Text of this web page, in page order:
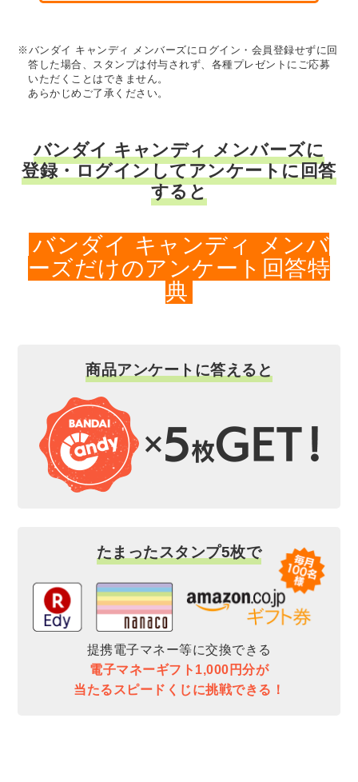
※バンダイ キャンディ メンバーズにログイン・会員登録せずに回
答した場合、スタンプは付与されず、各種プレゼントにご応募
いただくことはできません。
あらかじめご了承ください。
バンダイ キャンディ メンバーズに
登録・ログインしてアンケートに回答
すると
バンダイ キャンディ メンバ
ーズだけのアンケート回答特
典
商品アンケートに答えると
たまったスタンプ5枚で
提携電子マネー等に交換できる
電子マネーギフト1,000円分が
当たるスピードくじに挑戦できる！